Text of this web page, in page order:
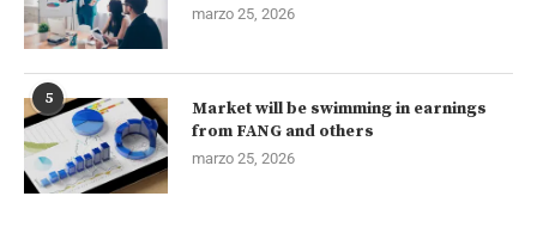
marzo 25, 2026
5
Market will be swimming in earnings
from FANG and others
marzo 25, 2026